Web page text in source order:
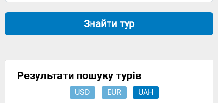
Знайти тур
Результати пошуку турів
USD EUR UAH